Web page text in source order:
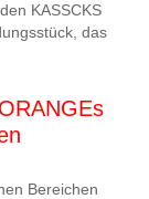
KASSCKS
das
Bereichen